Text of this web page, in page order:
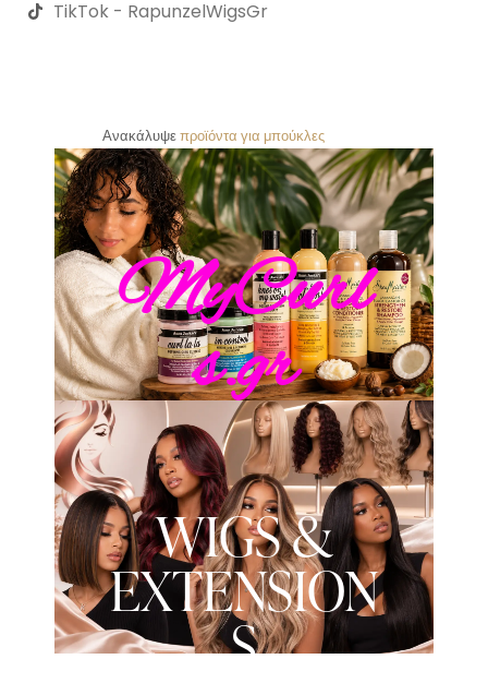
TikTok - RapunzelWigsGr
Ανακάλυψεπροϊόντα για μπούκλες
MyCurl
s.gr
WIGS &
EXTENSION
S